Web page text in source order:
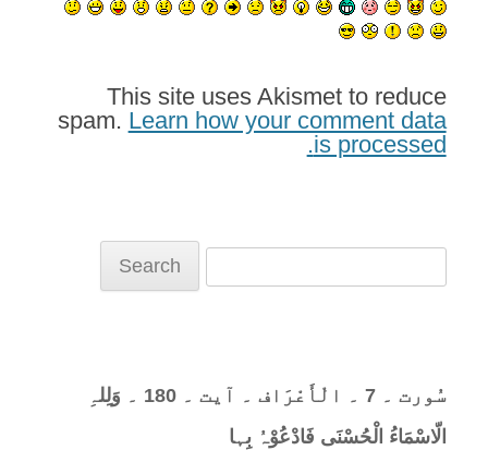
This site uses Akismet to reduce
spam. Learn how your comment data
is processed.
سُورت ۔ 7 ۔ الْأَعْرَاف ۔ آیت ۔ 180 ۔ وَلِلہِ
الّاسْمَاءُ الْحُسْنَی فَادْعُوْہُ بِہا